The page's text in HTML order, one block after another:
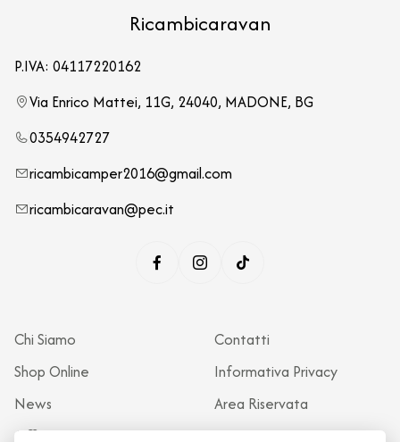
Ricambicaravan
P.IVA: 04117220162
Via Enrico Mattei, 11G, 24040, MADONE, BG
0354942727
ricambicamper2016@gmail.com
ricambicaravan@pec.it
Chi Siamo
Shop Online
News
Officina
Contatti
Informativa Privacy
Area Riservata